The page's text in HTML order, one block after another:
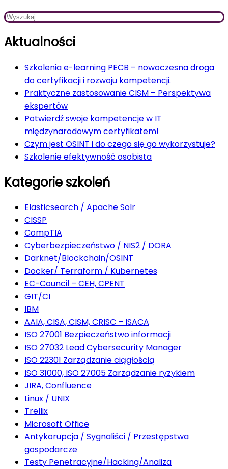
Aktualności
Szkolenia e-learning PECB – nowoczesna droga
do certyfikacji i rozwoju kompetencji.
Praktyczne zastosowanie CISM – Perspektywa
ekspertów
Potwierdź swoje kompetencje w IT
międzynarodowym certyfikatem!
Czym jest OSINT i do czego się go wykorzystuje?
Szkolenie efektywność osobista
Kategorie szkoleń
Elasticsearch / Apache Solr
CISSP
CompTIA
Cyberbezpieczeństwo / NIS2 / DORA
Darknet/Blockchain/OSINT
Docker/ Terraform / Kubernetes
EC-Council – CEH, CPENT
GIT/CI
IBM
AAIA, CISA, CISM, CRISC – ISACA
ISO 27001 Bezpieczeństwo informacji
ISO 27032 Lead Cybersecurity Manager
ISO 22301 Zarządzanie ciągłością
ISO 31000, ISO 27005 Zarządzanie ryzykiem
JIRA, Confluence
Linux / UNIX
Trellix
Microsoft Office
Antykorupcja / Sygnaliści / Przestępstwa
gospodarcze
Testy Penetracyjne/Hacking/Analiza